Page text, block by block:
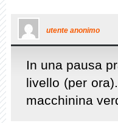
utente anonimo
In una pausa
livello (per
macchinina